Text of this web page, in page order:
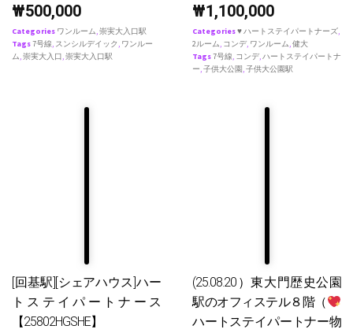
₩500,000
Categories ワンルーム,崇実大入口駅
Tags7号線, スンシルデイック , ワンルー
ム,崇実大入口,崇実大入口駅
₩1,100,000
Categories♥ ハートステイパートナーズ,
2ルーム, コンデ, ワンルーム,健大
Tags7号線, コンデ,ハートステイパートナ
ー,子供大公園 ,子供大公園駅
[回基駅][シェアハウス]ハー
トステイパートナース
【25802HGSHE】
(25.08.20）東大門歴史公園
駅のオフィステル８階（
ハートステイパートナー物